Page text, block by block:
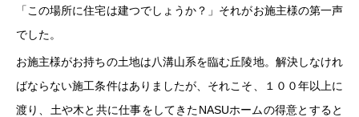
「この場所に住宅は建つでしょうか？」それがお施主様の第一声
でした。
お施主様がお持ちの土地は八溝山系を臨む丘陵地。解決しなけれ
ばならない施工条件はありましたが、それこそ、１００年以上に
渡り、土や木と共に仕事をしてきたNASUホームの得意とすると